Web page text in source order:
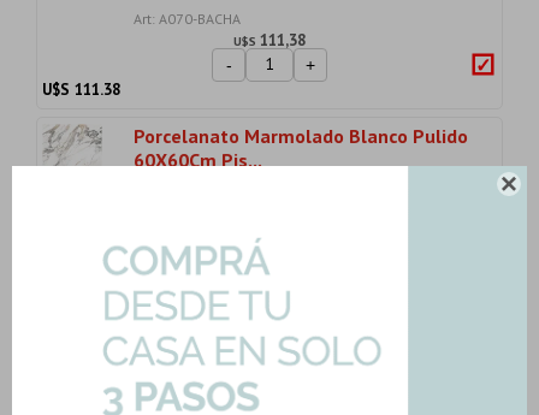

Art: A070-BACHA
U$S 111,38
- +
U$S 111.38
Porcelanato Marmolado Blanco Pulido
60X60Cm Pis...
-
Son: 1.44 mts
50.07
Cerámica Beige Rusticos Textura
30X90Cm Pared
Art: SLOT-OZONE-BONE-REV|1.08mts2